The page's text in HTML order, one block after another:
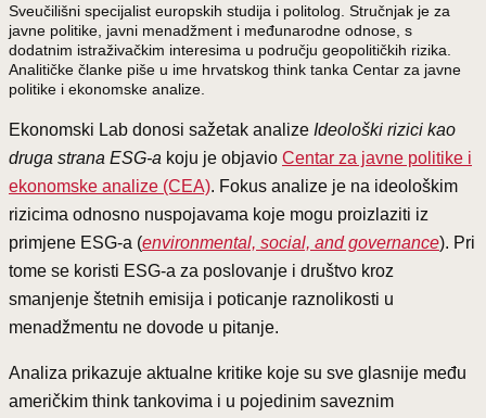
Sveučilišni specijalist europskih studija i politolog. Stručnjak je za
javne politike, javni menadžment i međunarodne odnose, s
dodatnim istraživačkim interesima u području geopolitičkih rizika.
Analitičke članke piše u ime hrvatskog think tanka Centar za javne
politike i ekonomske analize.
Ekonomski Lab donosi sažetak analize Ideološki rizici kao
druga strana ESG-a koju je objavio Centar za javne politike i
ekonomske analize (CEA). Fokus analize je na ideološkim
rizicima odnosno nuspojavama koje mogu proizlaziti iz
primjene ESG-a (environmental, social, and governance). Pri
tome se koristi ESG-a za poslovanje i društvo kroz
smanjenje štetnih emisija i poticanje raznolikosti u
menadžmentu ne dovode u pitanje.
Analiza prikazuje aktualne kritike koje su sve glasnije među
američkim think tankovima i u pojedinim saveznim